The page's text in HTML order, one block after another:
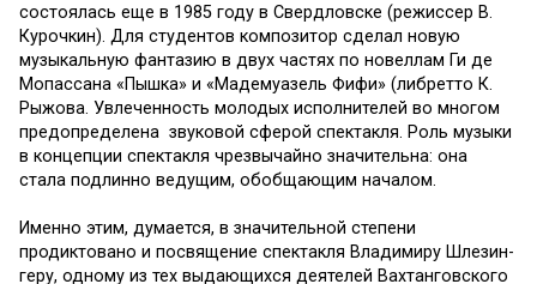
состоялась еще в 1985 году в Свердловске (режиссер В.
Курочкин). Для студентов композитор сделал новую
музыкальную фантазию в двух частях по новеллам Ги де
Мопассана «Пышка» и «Ма­демуазель Фифи» (либретто К.
Рыжова. Увлеченность молодых ис­полнителей во многом
предо­пределена звуковой сферой спектакля. Роль музыки
в кон­цепции спектакля чрезвычайно значительна: она
стала под­линно ведущим, обобщающим началом.
Именно этим, дума­ется, в значительной степени
продиктовано и посвящение спектакля Владимиру Шлезин­
геру, одному из тех выдаю­щихся деятелей Вахтанговского